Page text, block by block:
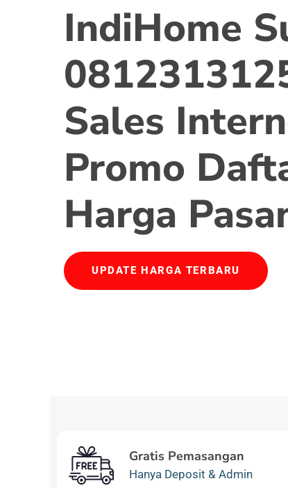
IndiHome
Sales
Promo
Harga
UPDATE HARGA TERBARU
Gratis Pemasangan
Hanya Deposit & Admin